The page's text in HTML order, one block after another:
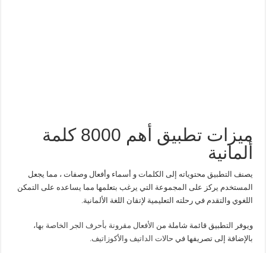
ميزات تطبيق أهم 8000 كلمة
ألمانية
يصنف التطبيق محتوياته إلى الكلمات و أسماء وأفعال وصفات ، مما يجعل
المستخدم يركز على المجموعة التي يرغب بتعلمها مما يساعده على التمكن
اللغوي والتقدم في رحلته التعليمية لإتقان اللغة الألمانية.
ويوفر التطبيق قائمة شاملة من الأفعال مقرونة بأحرف الجر الخاصة بها،
بالإضافة إلى تصريفها في حالات الداتيف والأكوزاتيف.